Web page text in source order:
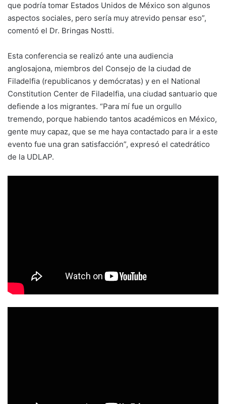
que podría tomar Estados Unidos de México son algunos
aspectos sociales, pero sería muy atrevido pensar eso”,
comentó el Dr. Bringas Nostti.
Esta conferencia se realizó ante una audiencia
anglosajona, miembros del Consejo de la ciudad de
Filadelfia (republicanos y demócratas) y en el National
Constitution Center de Filadelfia, una ciudad santuario que
defiende a los migrantes. “Para mí fue un orgullo
tremendo, porque habiendo tantos académicos en México,
gente muy capaz, que se me haya contactado para ir a este
evento fue una gran satisfacción”, expresó el catedrático
de la UDLAP.